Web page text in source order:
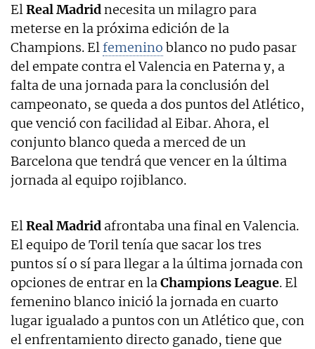
ElReal Madridnecesita un milagro para
meterse en la próxima edición de la
Champions. Elfemenino blanco no pudo pasar
del empate contra el Valencia en Paterna y, a
falta de una jornada para la conclusión del
campeonato, se queda a dos puntos del Atlético,
que venció con facilidad al Eibar. Ahora, el
conjunto blanco queda a merced de un
Barcelona que tendrá que vencer en la última
jornada al equipo rojiblanco.
ElReal Madrid afrontaba una final en Valencia.
El equipo de Toril tenía que sacar los tres
puntos sí o sí para llegar a la última jornada con
opciones de entrar en laChampions League. El
femenino blanco inició la jornada en cuarto
lugar igualado a puntos con un Atlético que, con
el enfrentamiento directo ganado, tiene que